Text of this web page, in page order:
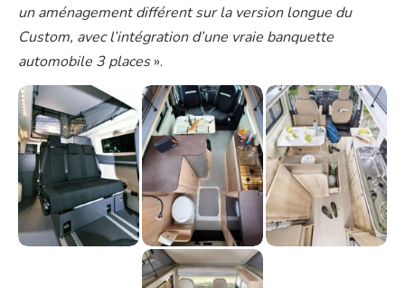
un aménagement différent sur la version longue du
Custom, avec l’intégration d’une vraie banquette
automobile 3 places».